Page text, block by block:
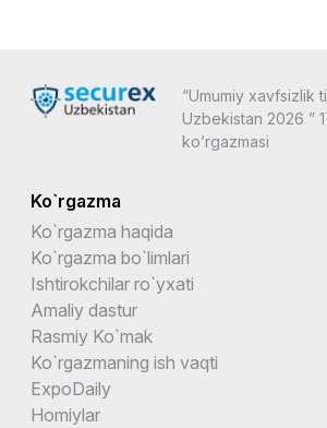
“Umumiy xavfsizlik
Uzbekistan 2026 ”
ko’rgazmasi
Ko`rgazma
Ko`rgazma haqida
Ko`rgazma bo`limlari
Ishtirokchilar ro`yxati
Amaliy dastur
Rasmiy Ko`mak
Ko`rgazmaning ish vaqti
ExpoDaily
Homiylar